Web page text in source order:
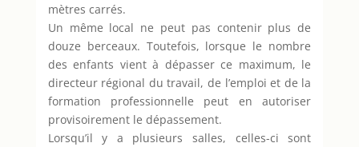
mètres carrés.
Un même local ne peut pas contenir plus de
douze berceaux. Toutefois, lorsque le nombre
des enfants vient à dépasser ce maximum, le
directeur régional du travail, de l’emploi et de la
formation professionnelle peut en autoriser
provisoirement le dépassement.
Lorsqu’il y a plusieurs salles, celles-ci sont